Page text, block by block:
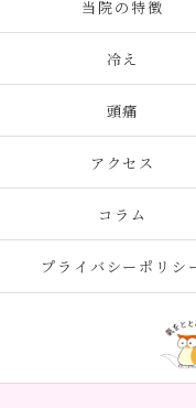
当院の特徴
冷え
頭痛
アクセス
コラム
プライバシーポリシ